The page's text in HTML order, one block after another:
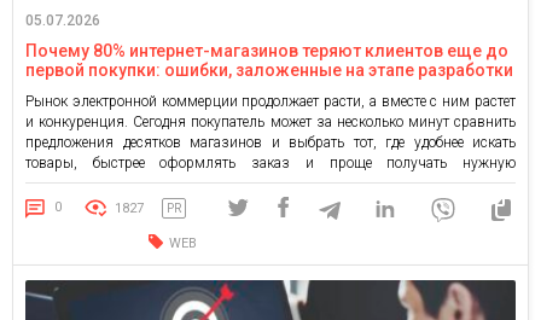
05.07.2026
Почему 80% интернет-магазинов теряют клиентов еще до
первой покупки: ошибки, заложенные на этапе разработки
Рынок электронной коммерции продолжает расти, а вместе с ним растет
и конкуренция. Сегодня покупатель может за несколько минут сравнить
предложения десятков магазинов и выбрать тот, где удобнее искать
товары, быстрее оформлять заказ и проще получать нужную
информацию. Именно поэтому наличие интернет-магазина само по себе
уже не гарантирует продажи. Многие предприниматели уверены, что
0 1827 PR
WEB